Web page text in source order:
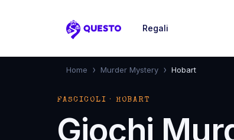
Questo
Regali
Home › Murder Mystery › Hobart
FASCICOLI · HOBART
Giochi